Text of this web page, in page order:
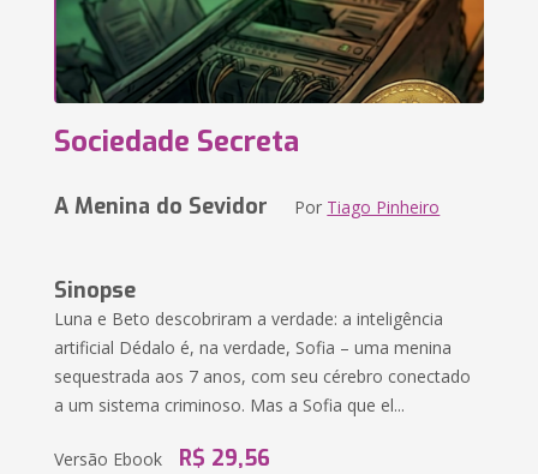
Sociedade Secreta
A Menina do Sevidor Por Tiago Pinheiro
Sinopse
Luna e Beto descobriram a verdade: a inteligência
artificial Dédalo é, na verdade, Sofia – uma menina
sequestrada aos 7 anos, com seu cérebro conectado
a um sistema criminoso. Mas a Sofia que el...
Versão Ebook R$ 29,56